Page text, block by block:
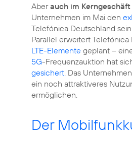
Aberauch im Kerngeschäft
Unternehmen im Mai den
Telefónica Deutschland sein
Parallel erweitert
LTE-Elemente geplant –
5G-Frequenzauktion hat
gesichert . Das
ein noch attraktiveres
Der